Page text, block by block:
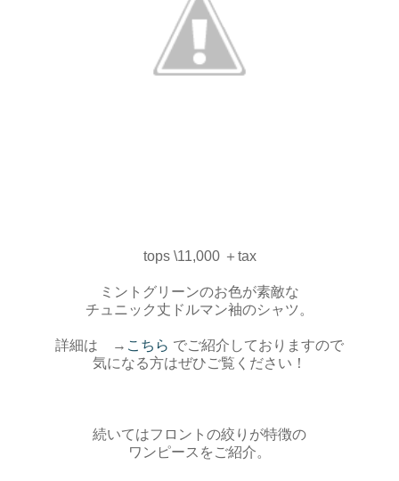
tops \11,000 ＋tax
ミントグリーンのお色が素敵な
チュニック丈ドルマン袖のシャツ。
詳細は → こちら でご紹介しておりますので
気になる方はぜひご覧ください！
続いてはフロントの絞りが特徴の
ワンピースをご紹介。